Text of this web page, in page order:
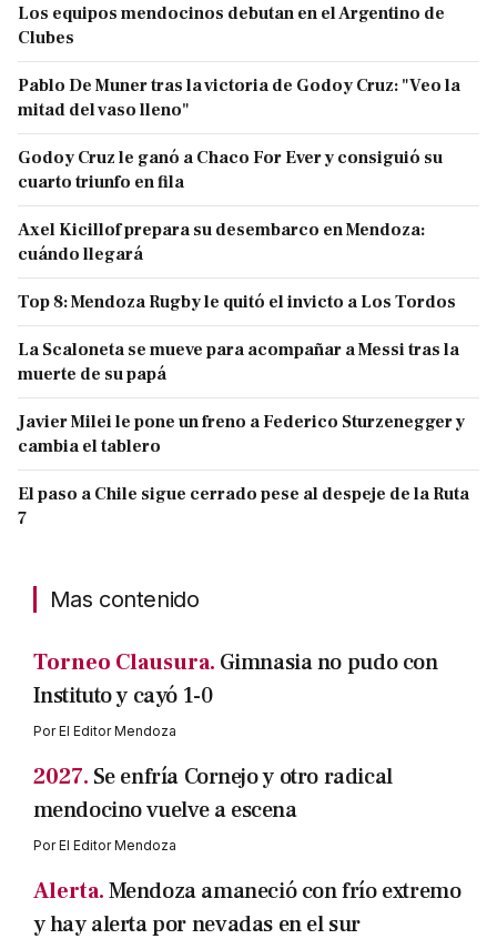
Los equipos mendocinos debutan en el Argentino de
Clubes
Pablo De Muner tras la victoria de Godoy Cruz: "Veo la
mitad del vaso lleno"
Godoy Cruz le ganó a Chaco For Ever y consiguió su
cuarto triunfo en fila
Axel Kicillof prepara su desembarco en Mendoza:
cuándo llegará
Top 8: Mendoza Rugby le quitó el invicto a Los Tordos
La Scaloneta se mueve para acompañar a Messi tras la
muerte de su papá
Javier Milei le pone un freno a Federico Sturzenegger y
cambia el tablero
El paso a Chile sigue cerrado pese al despeje de la Ruta
7
Mas contenido
Torneo Clausura. Gimnasia no pudo con
Instituto y cayó 1-0
PorEl Editor Mendoza
2027. Se enfría Cornejo y otro radical
mendocino vuelve a escena
PorEl Editor Mendoza
Alerta.Mendoza amaneció con frío extremo
y hay alerta por nevadas en el sur